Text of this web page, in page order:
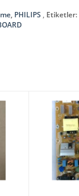
, PHILIPS Etiketler: